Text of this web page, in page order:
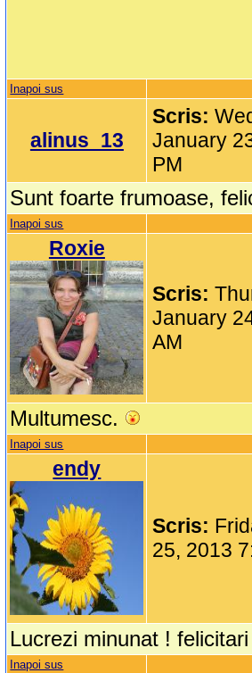
Inapoi sus
alinus_13
Scris:
January
PM
Sunt foarte frumoase,
Inapoi sus
Roxie
Scris:
January
AM
Multumesc.
Inapoi sus
endy
Scris:
25, 2013
Lucrezi minunat ! felicitari
Inapoi sus